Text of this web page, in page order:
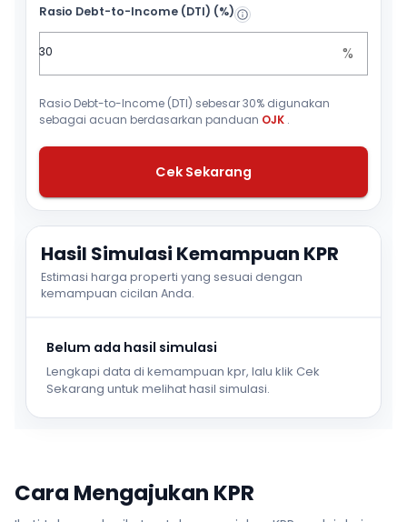
Rasio Debt-to-Income (DTI) (%)
%
Rasio Debt-to-Income (DTI) sebesar 30% digunakan
sebagai acuan berdasarkan panduan OJK .
Cek Sekarang
Hasil Simulasi Kemampuan KPR
Estimasi harga properti yang sesuai dengan
kemampuan cicilan Anda.
Belum ada hasil simulasi
Lengkapi data di kemampuan kpr, lalu klik Cek
Sekarang untuk melihat hasil simulasi.
Cara Mengajukan KPR